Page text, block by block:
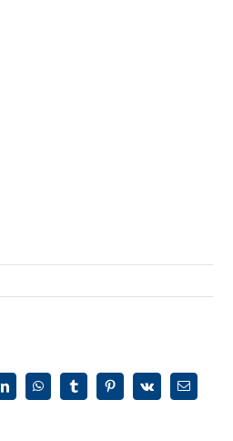
LinkedInWhatsAppTumblrPinterest
Vk
Correo
electrónico